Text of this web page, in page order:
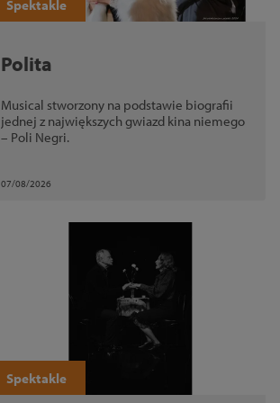
Spektakle
Polita
Musical stworzony na podstawie biografii
jednej z największych gwiazd kina niemego
– Poli Negri.
07/08/2026
Spektakle